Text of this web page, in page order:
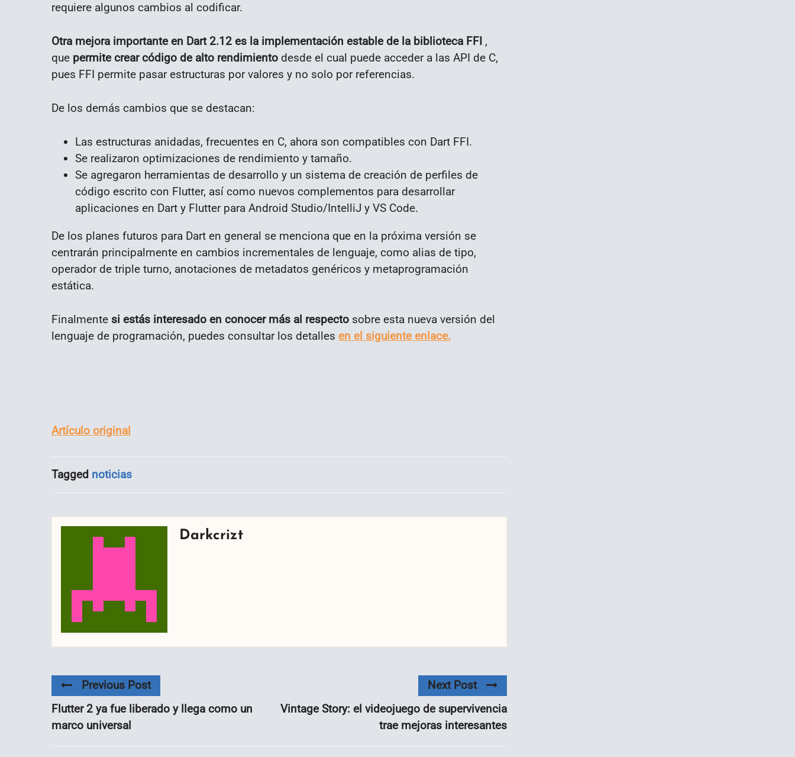
requiere algunos cambios al codificar.
Otra mejora importante en Dart 2.12 es la implementación estable de la biblioteca FFI ,
que permite crear código de alto rendimiento desde el cual puede acceder a las API de C,
pues FFI permite pasar estructuras por valores y no solo por referencias.
De los demás cambios que se destacan:
Las estructuras anidadas, frecuentes en C, ahora son compatibles con Dart FFI.
Se realizaron optimizaciones de rendimiento y tamaño.
Se agregaron herramientas de desarrollo y un sistema de creación de perfiles de
código escrito con Flutter, así como nuevos complementos para desarrollar
aplicaciones en Dart y Flutter para Android Studio/IntelliJ y VS Code.
De los planes futuros para Dart en general se menciona que en la próxima versión se
centrarán principalmente en cambios incrementales de lenguaje, como alias de tipo,
operador de triple turno, anotaciones de metadatos genéricos y metaprogramación
estática.
Finalmente si estás interesado en conocer más al respecto sobre esta nueva versión del
lenguaje de programación, puedes consultar los detalles en el siguiente enlace.
Artículo original
Tagged noticias
Darkcrizt
Previous Post
Flutter 2 ya fue liberado y llega como un
marco universal
Next Post
Vintage Story: el videojuego de supervivencia
trae mejoras interesantes